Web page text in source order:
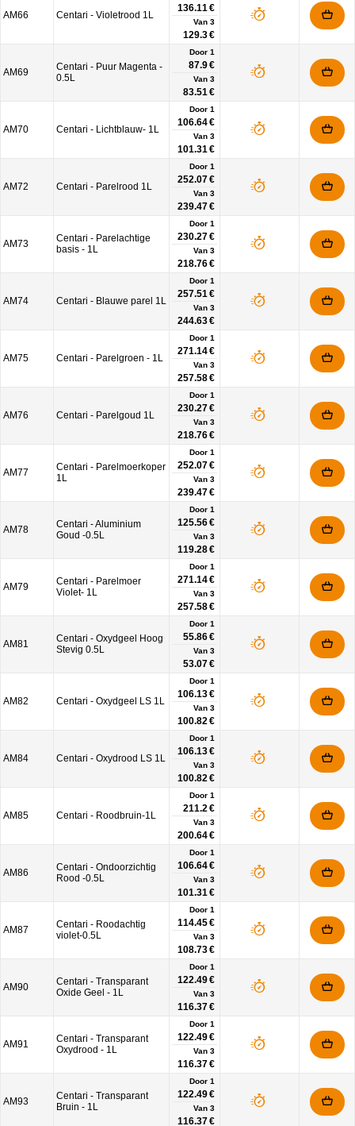
AM66 Centari - Violetrood 1L
136.11 €
Van 3
129.3 €
AM69
Centari - Puur Magenta -
0.5L
Door 1
87.9 €
Van 3
83.51 €
AM70 Centari - Lichtblauw- 1L
Door 1
106.64 €
Van 3
101.31 €
AM72 Centari - Parelrood 1L
Door 1
252.07 €
Van 3
239.47 €
AM73
Centari - Parelachtige
basis - 1L
Door 1
230.27 €
Van 3
218.76 €
AM74 Centari - Blauwe parel 1L
Door 1
257.51 €
Van 3
244.63 €
AM75 Centari - Parelgroen - 1L
Door 1
271.14 €
Van 3
257.58 €
AM76 Centari - Parelgoud 1L
Door 1
230.27 €
Van 3
218.76 €
AM77
Centari - Parelmoerkoper
1L
Door 1
252.07 €
Van 3
239.47 €
AM78
Centari - Aluminium
Goud -0.5L
Door 1
125.56 €
Van 3
119.28 €
AM79
Centari - Parelmoer
Violet- 1L
Door 1
271.14 €
Van 3
257.58 €
AM81
Centari - Oxydgeel Hoog
Stevig 0.5L
Door 1
55.86 €
Van 3
53.07 €
AM82 Centari - Oxydgeel LS 1L
Door 1
106.13 €
Van 3
100.82 €
AM84 Centari - Oxydrood LS 1L
Door 1
106.13 €
Van 3
100.82 €
AM85 Centari - Roodbruin-1L
Door 1
211.2 €
Van 3
200.64 €
AM86
Centari - Ondoorzichtig
Rood -0.5L
Door 1
106.64 €
Van 3
101.31 €
AM87
Centari - Roodachtig
violet-0.5L
Door 1
114.45 €
Van 3
108.73 €
AM90
Centari - Transparant
Oxide Geel - 1L
Door 1
122.49 €
Van 3
116.37 €
AM91
Centari - Transparant
Oxydrood - 1L
Door 1
122.49 €
Van 3
116.37 €
AM93
Centari - Transparant
Bruin - 1L
Door 1
122.49 €
Van 3
116.37 €